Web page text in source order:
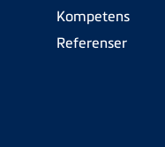
Kompetens
Referenser